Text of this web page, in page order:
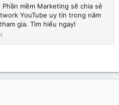
mềm Marketing sẽ chia sẻ
YouTube uy tín trong năm
gia. Tìm hiểu ngay!